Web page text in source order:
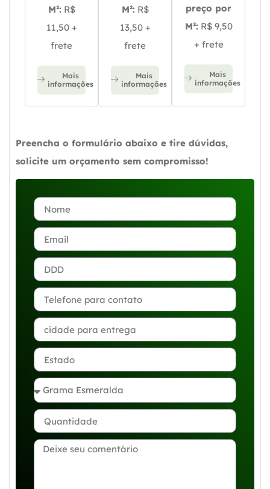
M²: R$
11,50 +
frete
Mais
informações
M²: R$
13,50 +
frete
Mais
informações
preço por
M²: R$ 9,50
+ frete
Mais
informações
Preencha o formulário abaixo e tire dúvidas,
solicite um orçamento sem compromisso!